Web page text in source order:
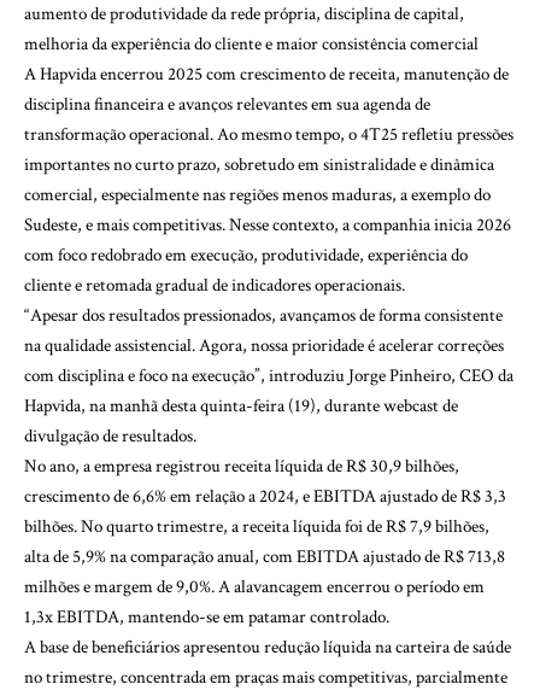
aumento de produtividade da rede própria, disciplina de capital,
melhoria da experiência do cliente e maior consistência comercial
A Hapvida encerrou 2025 com crescimento de receita, manutenção de
disciplina financeira e avanços relevantes em sua agenda de
transformação operacional. Ao mesmo tempo, o 4T25 refletiu pressões
importantes no curto prazo, sobretudo em sinistralidade e dinâmica
comercial, especialmente nas regiões menos maduras, a exemplo do
Sudeste, e mais competitivas. Nesse contexto, a companhia inicia 2026
com foco redobrado em execução, produtividade, experiência do
cliente e retomada gradual de indicadores operacionais.
“Apesar dos resultados pressionados, avançamos de forma consistente
na qualidade assistencial. Agora, nossa prioridade é acelerar correções
com disciplina e foco na execução”, introduziu Jorge Pinheiro, CEO da
Hapvida, na manhã desta quinta-feira (19), durante webcast de
divulgação de resultados.
No ano, a empresa registrou receita líquida de R$ 30,9 bilhões,
crescimento de 6,6% em relação a 2024, e EBITDA ajustado de R$ 3,3
bilhões. No quarto trimestre, a receita líquida foi de R$ 7,9 bilhões,
alta de 5,9% na comparação anual, com EBITDA ajustado de R$ 713,8
milhões e margem de 9,0%. A alavancagem encerrou o período em
1,3x EBITDA, mantendo-se em patamar controlado.
A base de beneficiários apresentou redução líquida na carteira de saúde
no trimestre, concentrada em praças mais competitivas, parcialmente